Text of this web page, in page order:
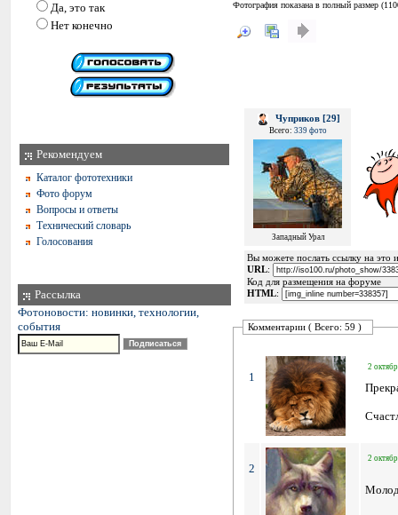
Да, это так
Нет конечно
Рекомендуем
Каталог фототехники
Фото форум
Вопросы и ответы
Технический словарь
Голосования
Рассылка
Фотоновости: новинки, технологии,
события
Фотография показана в полный размер (
Чуприков [29]
Всего: 339 фото
Западный Урал
Вы можете послать ссылку на это
URL:
Код для размещения на форуме
HTML:
Комментарии ( Всего: 59 )
1
2
2
2